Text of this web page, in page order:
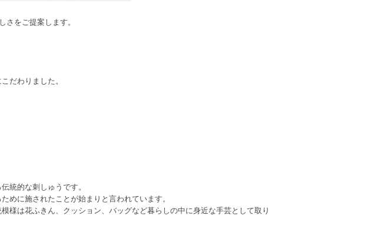
さをご提案します。
だわりました。
統的な刺しゅうです。
めに施されたことが始まりと言われています。
様は花ふきん、クッション、バッグなど暮らしの中に身近な手芸として取り